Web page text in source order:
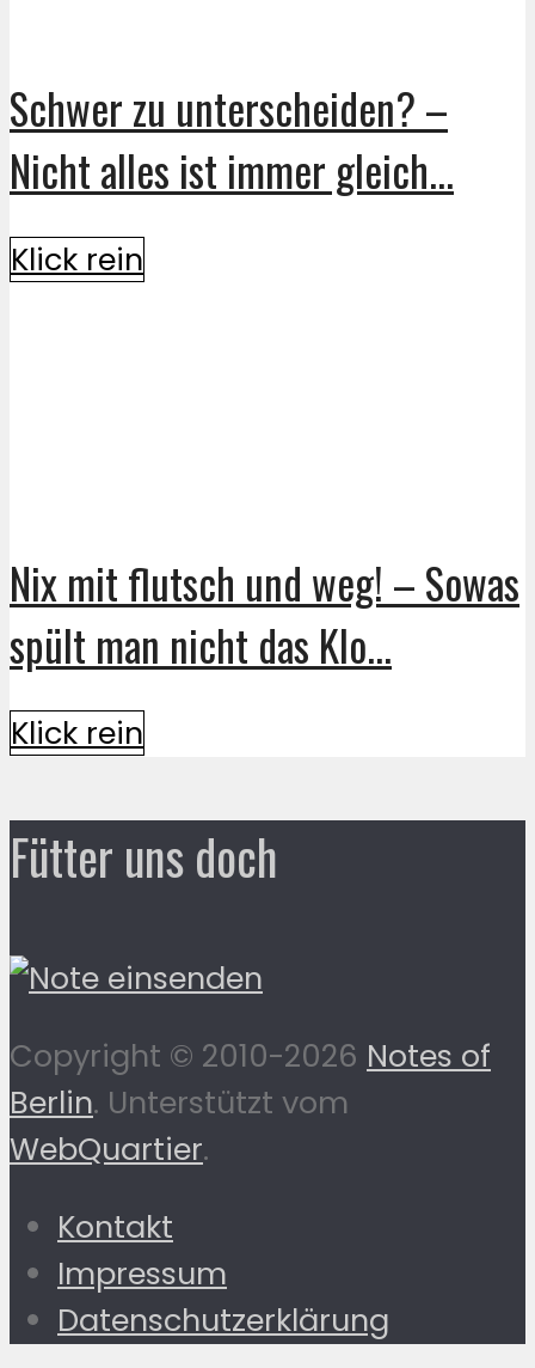
Schwer zu unterscheiden? –
Nicht alles ist immer gleich...
Klick rein
Nix mit flutsch und weg! – Sowas
spült man nicht das Klo...
Klick rein
Fütter uns doch
Copyright © 2010-2026 Notes of
Berlin. Unterstützt vom
WebQuartier.
Kontakt
Impressum
Datenschutzerklärung